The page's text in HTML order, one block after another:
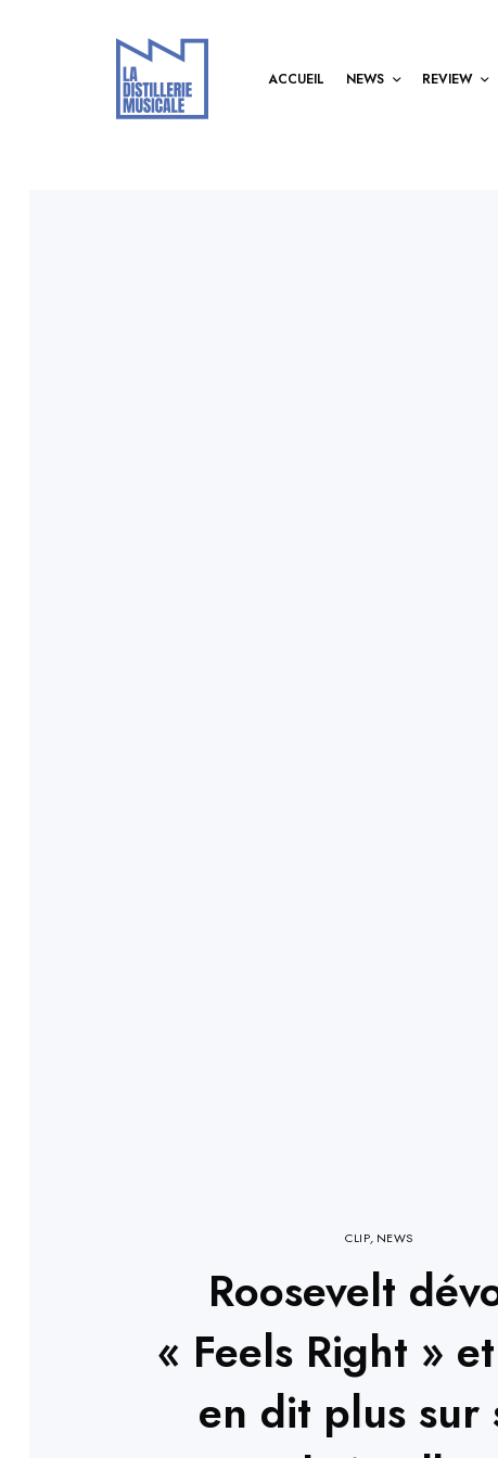
ACCUEIL NEWS REVIEW
CLIP, NEWS
Roosevelt
« Feels Right »
en dit plus sur